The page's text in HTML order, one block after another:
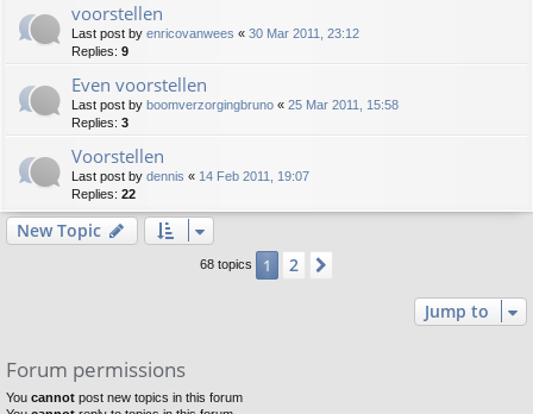
voorstellen
Last post by enricovanwees « 30 Mar 2011, 23:12
Replies: 9
Even voorstellen
Last post by boomverzorgingbruno « 25 Mar 2011, 15:58
Replies: 3
Voorstellen
Last post by dennis « 14 Feb 2011, 19:07
Replies: 22
New Topic
68 topics 1 2
Jump to
Forum permissions
You cannot post new topics in this forum